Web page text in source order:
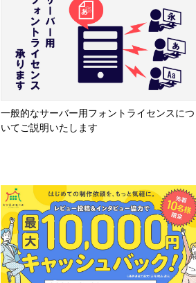
一般的なサーバー用フォントライセンスにつ
いてご説明いたします